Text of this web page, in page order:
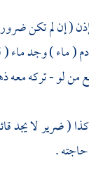
( إن لم تكن
( ماء ) وجد ماء (
من لو - تركه معه
( ضرير لا يجد
.